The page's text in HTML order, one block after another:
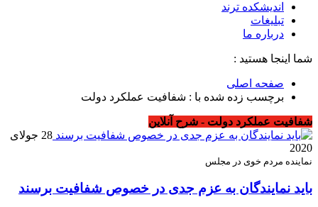
اندیشکده ترند
تبلیغات
درباره ما
شما اینجا هستید :
صفحه اصلی
برچسب زده شده با : شفافیت عملکرد دولت
شفافیت عملکرد دولت - شرح آنلاین
28 جولای
2020
نماینده مردم خوی در مجلس
باید نمایندگان به عزم جدی در خصوص شفافیت برسند